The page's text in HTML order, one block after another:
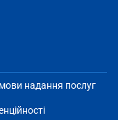
надання послуг